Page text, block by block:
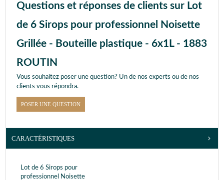
Questions et réponses de clients sur Lot
de 6 Sirops pour professionnel Noisette
Grillée - Bouteille plastique - 6x1L - 1883
ROUTIN
Vous souhaitez poser une question? Un de nos experts ou de nos
clients vous répondra.
POSER UNE QUESTION
CARACTÉRISTIQUES
Lot de 6 Sirops pour
professionnel Noisette